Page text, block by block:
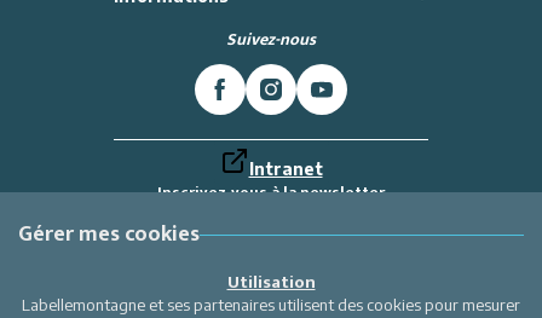
Suivez-nous
Intranet
Inscrivez-vous à la newsletter
Labellemontagne
Gérer mes cookies
Utilisation
Labellemontagne et ses partenaires utilisent des cookies pour mesurer